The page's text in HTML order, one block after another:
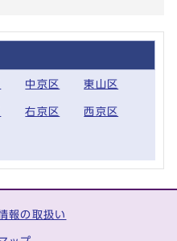
中京区 東山区
右京区 西京区
報の取扱い